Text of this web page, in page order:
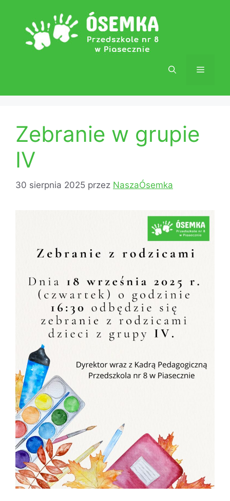
Menu
Zebranie w grupie
IV
30 sierpnia 2025 przez NaszaÓsemka